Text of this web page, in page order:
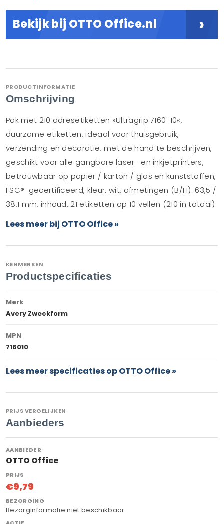
Bekijk bij OTTO Office.nl ›
PRODUCTINFORMATIE
Omschrijving
Pak met 210 adresetiketten »Ultragrip 7160-10«,
duurzame etiketten, ideaal voor thuisgebruik,
verzending en decoratie, met de hand te beschrijven,
geschikt voor alle gangbare laser- en inkjetprinters,
betrouwbaar op papier / karton / glas en kunststoffen,
FSC®-gecertificeerd, kleur: wit, afmetingen (B/H): 63,5 /
38,1 mm, inhoud: 21 etiketten op 10 vellen (210 in totaal)
Lees meer bij OTTO Office »
KENMERKEN
Productspecificaties
Merk
Avery Zweckform
MPN
716010
Lees meer specificaties op OTTO Office »
PRIJS VERGELIJKEN
Aanbieders
OTTO Office
€9,79
Bezorginformatie niet beschikbaar